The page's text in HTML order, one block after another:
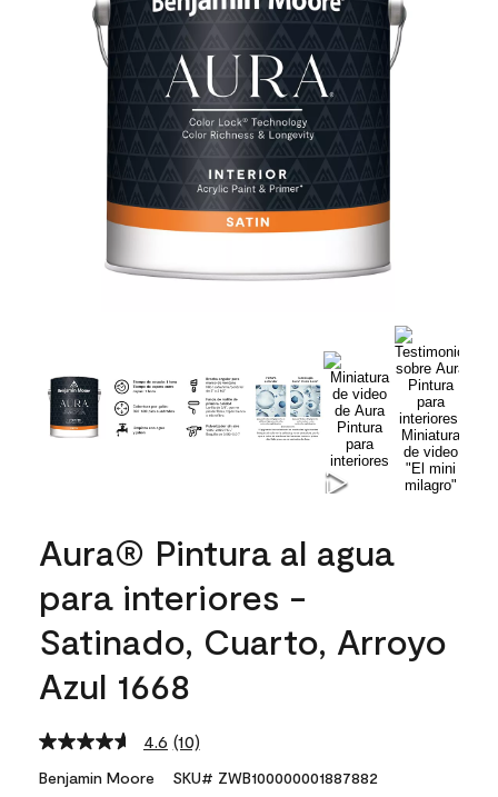
Aura® Pintura al agua
para interiores -
Satinado, Cuarto, Arroyo
Azul 1668
4.6 Read
10
Reviews.
(10)
Benjamin Moore SKU# ZWB100000001887882